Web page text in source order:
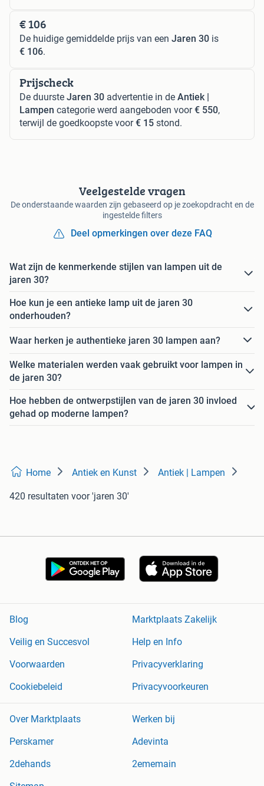
€ 106
De huidige gemiddelde prijs van een Jaren 30 is
€ 106.
Prijscheck
De duurste Jaren 30 advertentie in de Antiek |
Lampen categorie werd aangeboden voor€ 550,
terwijl de goedkoopste voor€ 15 stond.
Veelgestelde vragen
De onderstaande waarden zijn gebaseerd op je zoekopdracht en de
ingestelde filters
Deel opmerkingen over deze FAQ
Wat zijn de kenmerkende stijlen van lampen uit de
jaren 30?
Hoe kun je een antieke lamp uit de jaren 30
onderhouden?
Waar herken je authentieke jaren 30 lampen aan?
Welke materialen werden vaak gebruikt voor lampen in
de jaren 30?
Hoe hebben de ontwerpstijlen van de jaren 30 invloed
gehad op moderne lampen?
Home Antiek en Kunst Antiek | Lampen
420 resultaten voor 'jaren 30'
Blog
Marktplaats Zakelijk
Veilig en Succesvol
Help en Info
Voorwaarden
Privacyverklaring
Cookiebeleid
Privacyvoorkeuren
Over Marktplaats
Werken bij
Perskamer
Adevinta
2dehands
2ememain